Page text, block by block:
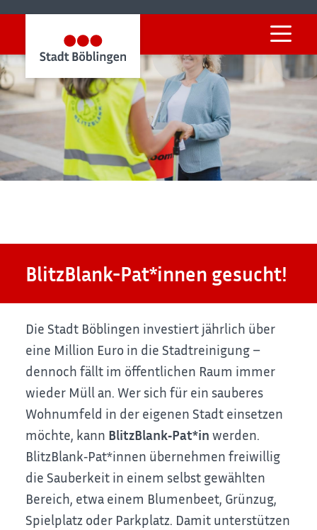
Startseite
Mobilität & Klima
Klima & Nachhaltigkeit
BlitzBlank
Böblingen BlitzBlank
BlitzBlank-Pat*innen gesucht!
Die Stadt Böblingen investiert jährlich über
eine Million Euro in die Stadtreinigung –
dennoch fällt im öffentlichen Raum immer
wieder Müll an. Wer sich für ein sauberes
Wohnumfeld in der eigenen Stadt einsetzen
möchte, kann BlitzBlank‑Pat*in werden.
BlitzBlank‑Pat*innen übernehmen freiwillig
die Sauberkeit in einem selbst gewählten
Bereich, etwa einem Blumenbeet, Grünzug,
Spielplatz oder Parkplatz. Damit unterstützen